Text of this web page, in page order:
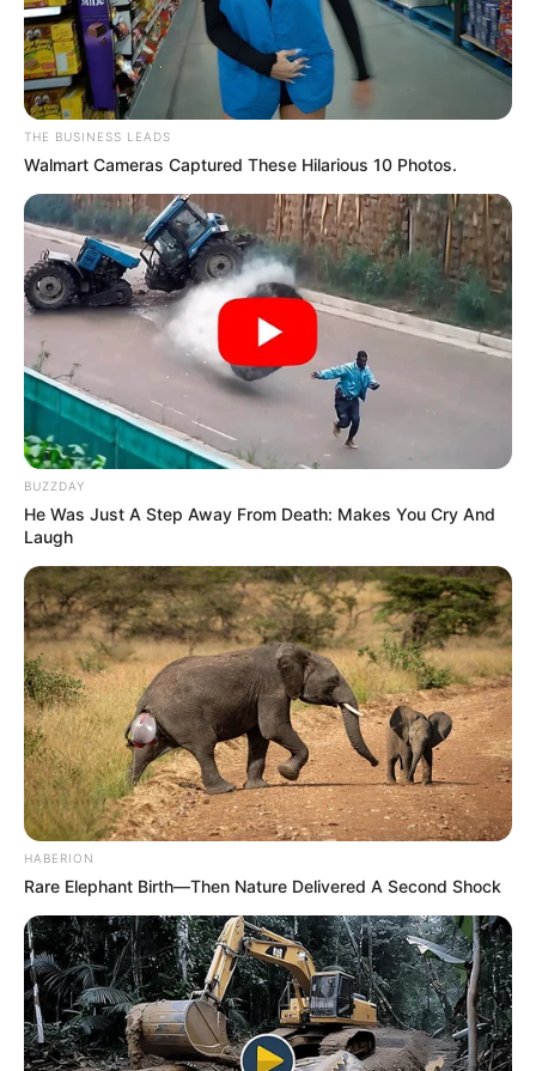
THE BUSINESS LEADS
Walmart Cameras Captured These Hilarious 10 Photos.
BUZZDAY
He Was Just A Step Away From Death: Makes You Cry And
Laugh
HABERION
Rare Elephant Birth—Then Nature Delivered A Second Shock